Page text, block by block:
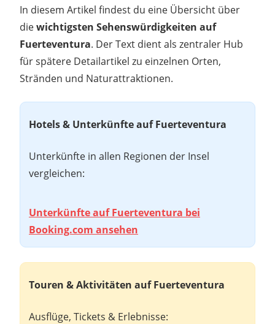
In diesem Artikel findest du eine Übersicht über
diewichtigsten Sehenswürdigkeiten auf
Fuerteventura. Der Text dient als zentraler Hub
für spätere Detailartikel zu einzelnen Orten,
Stränden und Naturattraktionen.
Hotels & Unterkünfte auf Fuerteventura
Unterkünfte in allen Regionen der Insel
vergleichen:
Unterkünfte auf Fuerteventura bei
Booking.com ansehen
Touren & Aktivitäten auf Fuerteventura
Ausflüge, Tickets & Erlebnisse: